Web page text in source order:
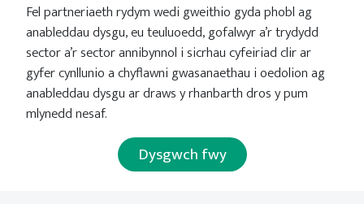
Fel partneriaeth rydym wedi gweithio gyda phobl ag
anableddau dysgu, eu teuluoedd, gofalwyr a’r trydydd
sector a’r sector annibynnol i sicrhau cyfeiriad clir ar
gyfer cynllunio a chyflawni gwasanaethau i oedolion ag
anableddau dysgu ar draws y rhanbarth dros y pum
mlynedd nesaf.
Dysgwch fwy